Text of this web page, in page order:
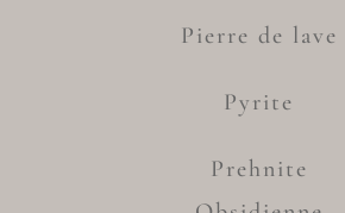
Pierre de lave
Pyrite
Prehnite